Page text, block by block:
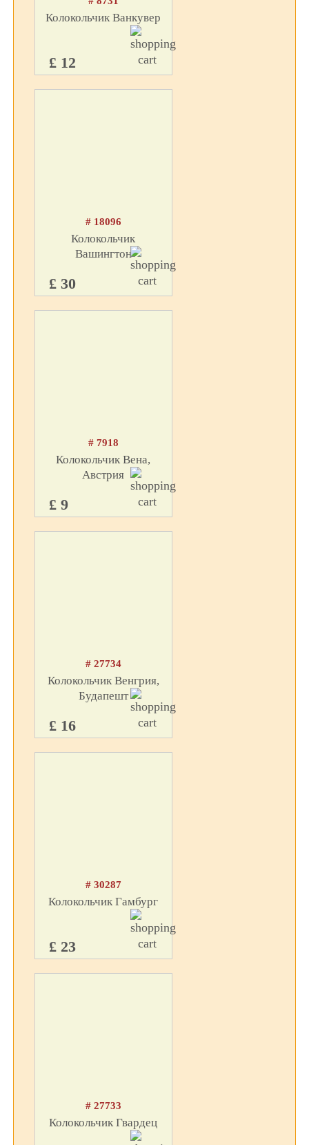
Колокольчик Ванкувер
£ 12
# 18096
Колокольчик
Вашингтон
£ 30
# 7918
Колокольчик Вена,
Австрия
£ 9
# 27734
Колокольчик Венгрия,
Будапешт
£ 16
# 30287
Колокольчик Гамбург
£ 23
# 27733
Колокольчик Гвардец